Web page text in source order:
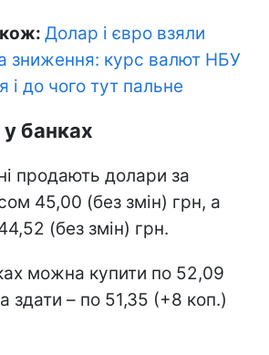
Долар і євро взяли
зниження: курс валют НБУ
і до чого тут пальне
банках
продають долари за
45,00 (без змін) грн, а
(без змін) грн.
можна купити по 52,09
здати – по 51,35 (+8 коп.)